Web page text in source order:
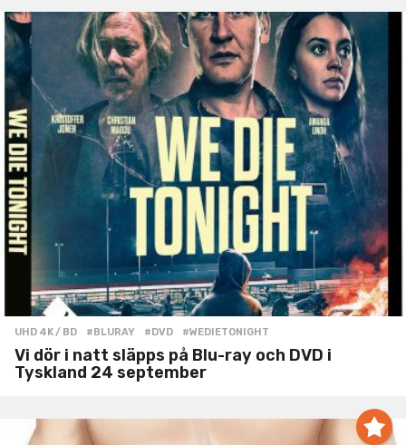
UHD 4K / BD #BLURAY ,#DVD ,#WEDIETONIGHT
Vi dör i natt släpps på Blu-ray och DVD i
Tyskland 24 september